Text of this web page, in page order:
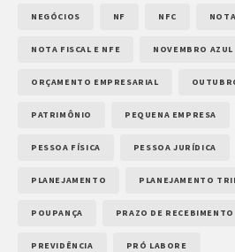
NEGÓCIOS NF NFC
NOTA FISCAL E NFE NOVEMBRO AZUL
ORÇAMENTO EMPRESARIAL
PATRIMÔNIO PEQUENA EMPRESA
PESSOA FÍSICA PESSOA JURÍDICA
PLANEJAMENTO PLANEJAMENTO
POUPANÇA PRAZO DE RECEBIMENTO
PREVIDÊNCIA PRÓ LABORE